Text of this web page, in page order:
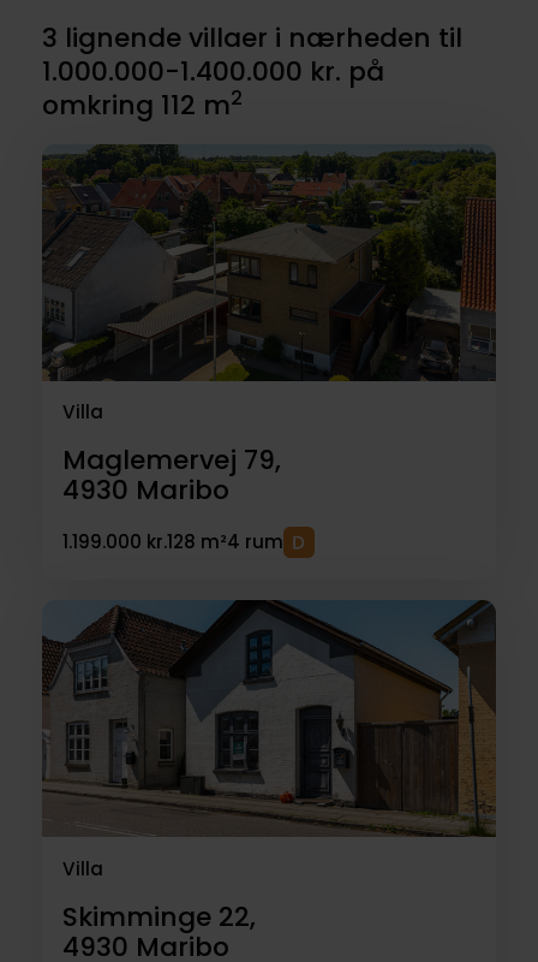
3 lignende villaer i nærheden til
1.000.000-1.400.000 kr. på
omkring 112 m2
Villa
Maglemervej 79,
4930 Maribo
1.199.000 kr.128 m²4 rum
Villa
Skimminge 22,
4930 Maribo